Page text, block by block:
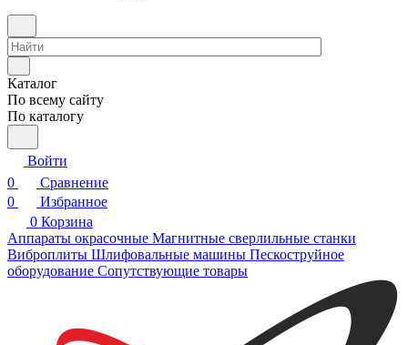
Каталог
По всему сайту
По каталогу
Войти
0
Сравнение
0
Избранное
0 Корзина
Аппараты окрасочные Магнитные сверлильные станки
Виброплиты Шлифовальные машины Пескоструйное
оборудование Сопутствующие товары